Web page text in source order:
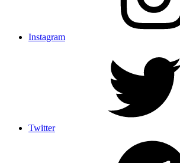
Instagram
Twitter